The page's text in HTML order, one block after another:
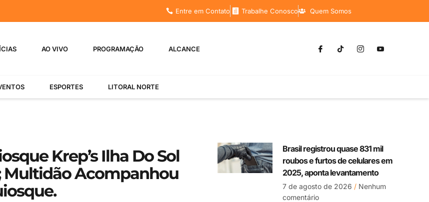
Entre em Contato Trabalhe Conosco Quem Somos
AO VIVO PROGRAMAÇÃO ALCANCE
ESPORTES LITORAL NORTE
Krep’s Ilha Do Sol
Multidão Acompanhou
Brasil registrou quase 831 mil
roubos e furtos de celulares em
2025, aponta levantamento
7 de agosto de 2026 Nenhum
comentário